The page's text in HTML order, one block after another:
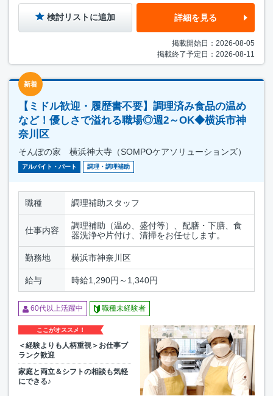
検討リストに追加 詳細を見る
掲載開始日：2026-08-05
掲載終了予定日：2026-08-11
新着
【ミドル歓迎・履歴書不要】調理済み食品の温め
など！優しさで溢れる職場◎週2～OK◆横浜市神
奈川区
そんぽの家 横浜神大寺（SOMPOケアソリューションズ）
アルバイト・パート 調理・調理補助
職種 調理補助スタッフ
仕事内容
調理補助（温め、盛付等）、配膳・下膳、食
器洗浄や片付け、清掃をお任せします。
勤務地 横浜市神奈川区
給与 時給1,290円～1,340円
60代以上活躍中 職種未経験者
ここがオススメ！
＜経験よりも人柄重視＞お仕事ブ
ランク歓迎
家庭と両立＆シフトの相談も気軽
にできる♪